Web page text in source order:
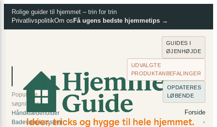
Spring
Rolige guider til hjemmet – trin for trin
PrivatlivspolitikOm os Få ugens bedste hjemmetips →
Søg
Populære
søgninger:
Håndklædeholder
Badeværelsesspejl
GUIDES I
ØJENHØJDE
UDVALGTE
PRODUKTANBEFALINGER
OPDATERES
LØBENDE
Forside
•